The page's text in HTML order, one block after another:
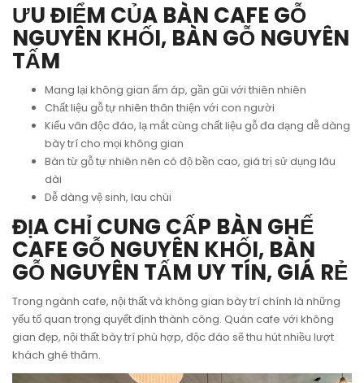
ƯU ĐIỂM CỦA BÀN CAFE GỖ
NGUYÊN KHỐI, BÀN GỖ NGUYÊN
TẤM
Mang lại không gian ấm áp, gần gũi với thiên nhiên
Chất liệu gỗ tự nhiên thân thiện với con người
Kiểu vân độc đáo, lạ mắt cùng chất liệu gỗ đa dạng dễ dàng
bày trí cho mọi không gian
Bàn từ gỗ tự nhiên nên có độ bền cao, giá trị sử dụng lâu
dài
Dễ dàng vệ sinh, lau chùi
ĐỊA CHỈ CUNG CẤP BÀN GHẾ
CAFE GỖ NGUYÊN KHỐI, BÀN
GỖ NGUYÊN TẤM UY TÍN, GIÁ RẺ
Trong ngành cafe, nội thất và không gian bày trí chính là những
yếu tố quan trọng quyết định thành công. Quán cafe với không
gian đẹp, nội thất bày trí phù hợp, độc đáo sẽ thu hút nhiều lượt
khách ghé thăm.